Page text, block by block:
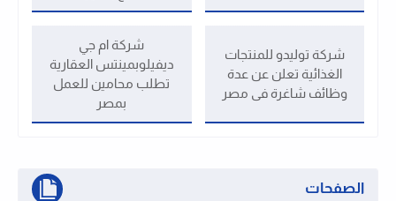
شركة توليدو للمنتجات
الغذائية تعلن عن عدة
وظائف شاغرة فى مصر
شركة ام جي
ديفيلوبمينتس العقارية
تطلب محامين للعمل
بمصر
الصفحات